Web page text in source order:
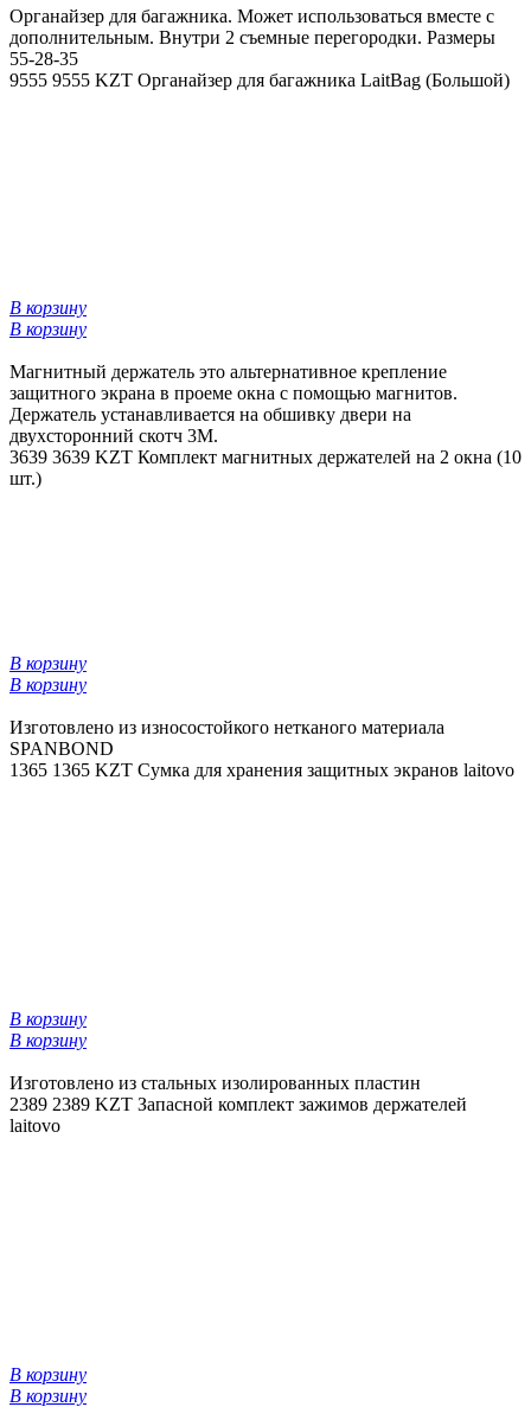
Органайзер для багажника. Может использоваться вместе с
дополнительным. Внутри 2 съемные перегородки. Размеры
55-28-35
9555 9555 KZT Органайзер для багажника LaitBag (Большой)
В корзину
В корзину
Магнитный держатель это альтернативное крепление
защитного экрана в проеме окна с помощью магнитов.
Держатель устанавливается на обшивку двери на
двухсторонний скотч 3М.
3639 3639 KZT Комплект магнитных держателей на 2 окна (10
шт.)
В корзину
В корзину
Изготовлено из износостойкого нетканого материала
SPANBOND
1365 1365 KZT Сумка для хранения защитных экранов laitovo
В корзину
В корзину
Изготовлено из стальных изолированных пластин
2389 2389 KZT Запасной комплект зажимов держателей
laitovo
В корзину
В корзину